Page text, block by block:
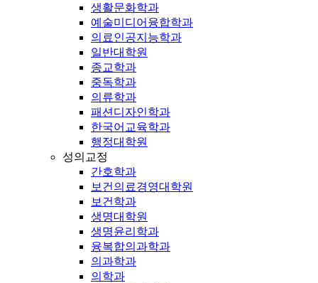
생활문화학과
예술미디어융합학과
의료인공지능학과
일반대학원
종교학과
중독학과
의류학과
패션디자인학과
한국어교육학과
행정대학원
성의교정
간호학과
보건의료경영대학원
보건학과
생명대학원
생명윤리학과
융복합의과학과
의과학과
의학과